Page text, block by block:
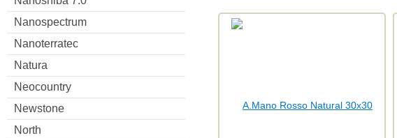
Nanospectrum
Nanoterratec
Natura
Neocountry
Newstone
North